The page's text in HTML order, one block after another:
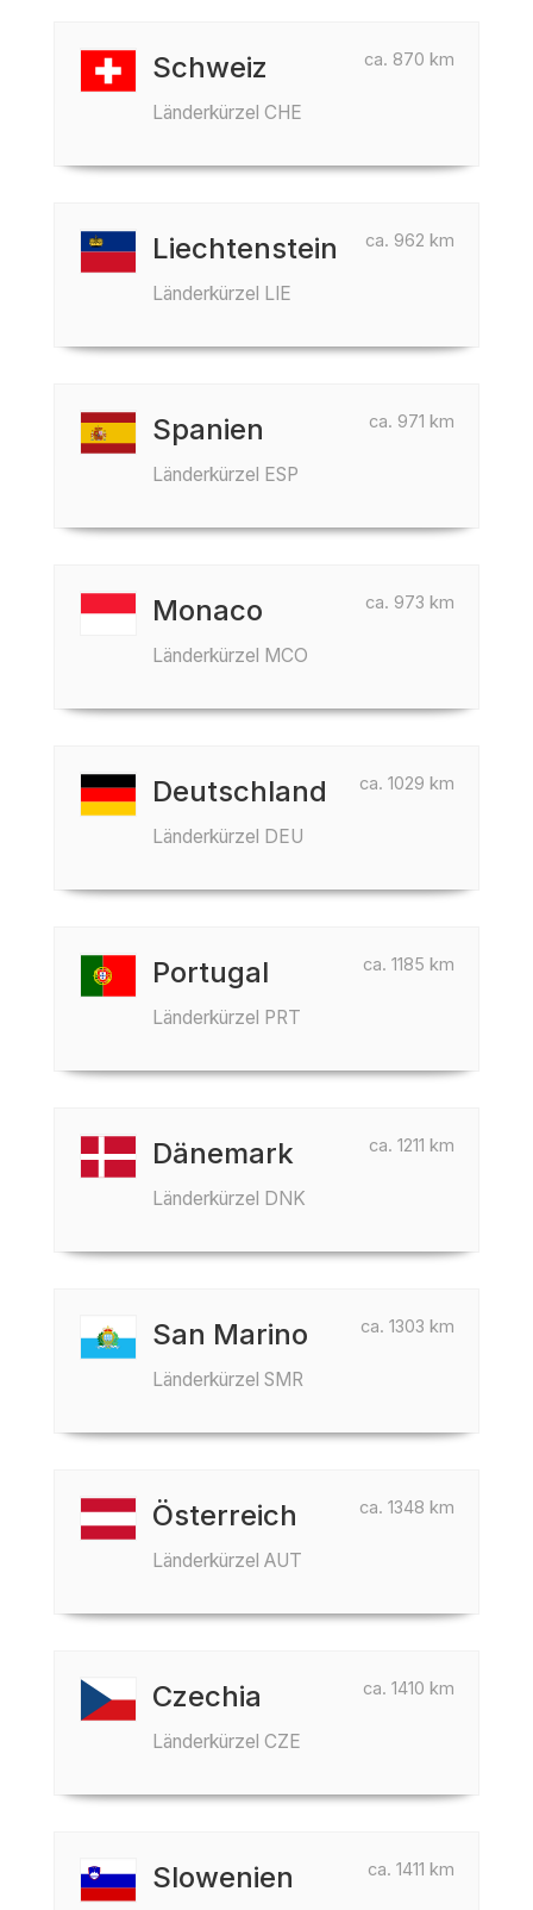
ca. 870 km
Schweiz
Länderkürzel CHE
ca. 962 km
Liechtenstein
Länderkürzel LIE
ca. 971 km
Spanien
Länderkürzel ESP
ca. 973 km
Monaco
Länderkürzel MCO
ca. 1029 km
Deutschland
Länderkürzel DEU
ca. 1185 km
Portugal
Länderkürzel PRT
ca. 1211 km
Dänemark
Länderkürzel DNK
ca. 1303 km
San Marino
Länderkürzel SMR
ca. 1348 km
Österreich
Länderkürzel AUT
ca. 1410 km
Czechia
Länderkürzel CZE
ca. 1411 km
Slowenien